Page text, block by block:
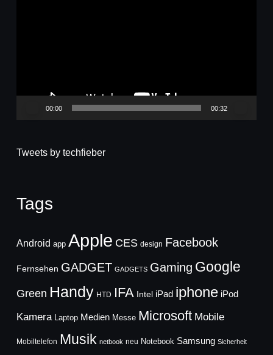
00:00 00:32
Tweets by techfieber
Tags
Android app Apple CES design Facebook
Fernsehen GADGET GADGETS Gaming Google
Green Handy HTD IFA Intel iPad iphone iPod
Kamera Laptop Medien Messe Microsoft Mobile
Mobiltelefon Musik netbook neu Notebook Samsung Sicherheit